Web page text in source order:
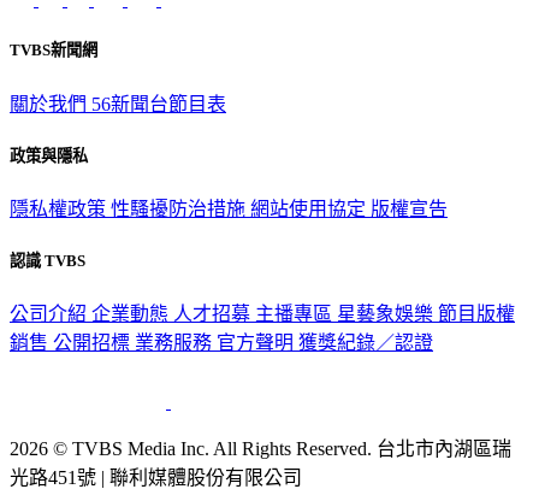
TVBS新聞網
關於我們 56新聞台節目表
政策與隱私
隱私權政策 性騷擾防治措施 網站使用協定 版權宣告
認識 TVBS
公司介紹 企業動態 人才招募 主播專區 星藝象娛樂 節目版權
銷售 公開招標 業務服務 官方聲明 獲獎紀錄／認證
2026 © TVBS Media Inc. All Rights Reserved. 台北市內湖區瑞
光路451號 | 聯利媒體股份有限公司